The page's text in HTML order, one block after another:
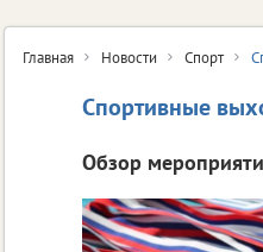
Главная Новости Спорт
Спортивные
Обзор